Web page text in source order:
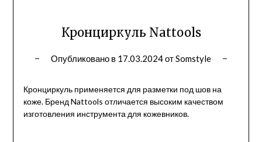
Кронциркуль Nattools
Опубликовано в 17.03.2024отSomstyle
Кронциркуль применяется для разметки под шов на
коже. Бренд Nattools отличается высоким качеством
изготовления инструмента для кожевников.